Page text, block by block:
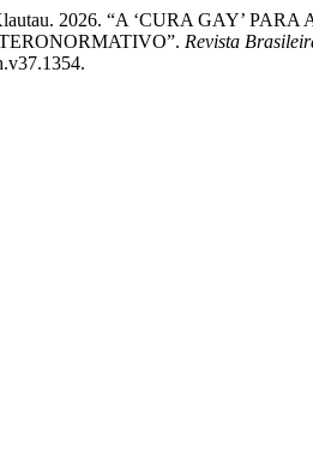
2026. “A ‘CURA GAY’
Revista